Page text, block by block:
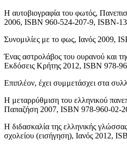
Η αυτοβιογραφία του φωτός,
2006, ISBN 960-524-207-9, ISBN-
Συνομιλίες με το φως, Ιανός 2009,
Ένας αστρολάβος του ουρανού και
Εκδόσεις Κρήτης 2012, ISBN 978-
Επιπλέον, έχει συμμετάσχει στα
Η μεταρρύθμιση του ελληνικού
Παπαζήση 2007, ISBN 978-960-02-
Η διδασκαλία της ελληνικής
σχολείου (εισήγηση), Ιανός 2012,